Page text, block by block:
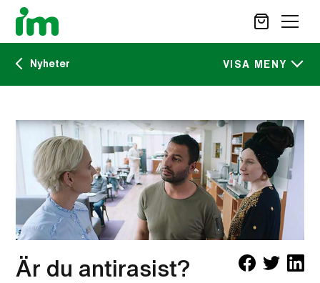
OM IM
CAREER SITE
VAD VI GÖR
VAD DU KAN GÖRA
AKTUELLT
SÖK
Nyheter VISA MENY
IM:s tidskrift
Nyheter
Är du antirasist?